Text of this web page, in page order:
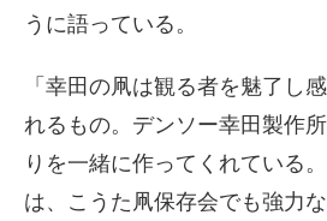
うに語っている。
「幸田の凧は観る者を魅了し
れるもの。デンソー幸田製作
りを一緒に作ってくれている
は、こうた凧保存会でも強力